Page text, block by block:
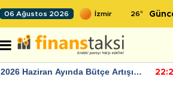
06 Ağustos 2026 26°
2026 Haziran Ayında Bütçe Artışı